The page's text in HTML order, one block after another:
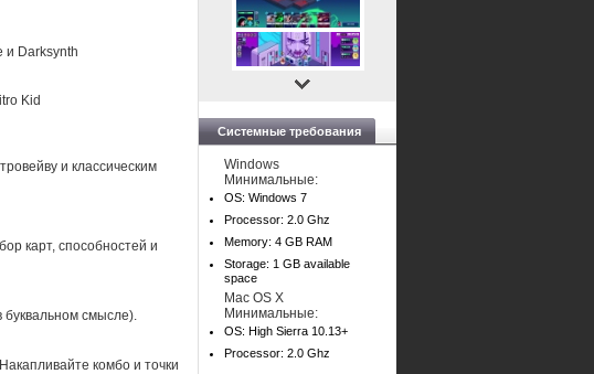
и Darksynth
Kid
и классическим
карт, способностей и
буквальном смысле).
комбо и точки
Системные требования
Windows
Минимальные:
OS: Windows 7
Processor: 2.0 Ghz
Memory: 4 GB RAM
Storage: 1 GB available
space
Mac OS X
Минимальные:
OS: High Sierra 10.13+
Processor: 2.0 Ghz